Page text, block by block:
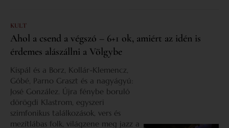
KULT
Ahol a csend a végszó – 6+1 ok, amiért az idén is
érdemes alászállni a Völgybe
Kispál és a Borz, Kollár-Klemencz,
Góbé, Parno Graszt és a nagyágyú:
José González. Újra fénybe boruló
dörögdi Klastrom, egyszeri
szimfonikus találkozások, vers és
mezítlábas folk, világzene meg jazz a